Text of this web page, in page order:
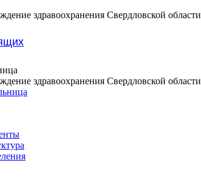
здравоохранения Свердловской области
здравоохранения Свердловской области